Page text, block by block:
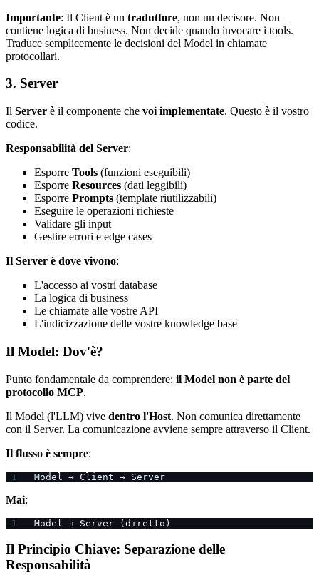
Importante: Il Client è un traduttore, non un decisore. Non
contiene logica di business. Non decide quando invocare i tools.
Traduce semplicemente le decisioni del Model in chiamate
protocollari.
3. Server
Il Server è il componente che voi implementate. Questo è il vostro
codice.
Responsabilità del Server:
Esporre Tools (funzioni eseguibili)
Esporre Resources (dati leggibili)
Esporre Prompts (template riutilizzabili)
Eseguire le operazioni richieste
Validare gli input
Gestire errori e edge cases
Il Server è dove vivono:
L'accesso ai vostri database
La logica di business
Le chiamate alle vostre API
L'indicizzazione delle vostre knowledge base
Il Model: Dov'è?
Punto fondamentale da comprendere: il Model non è parte del
protocollo MCP.
Il Model (l'LLM) vive dentro l'Host. Non comunica direttamente
con il Server. La comunicazione avviene sempre attraverso il Client.
Il flusso è sempre:
Model → Client → Server
Mai:
Model → Server (diretto)
Il Principio Chiave: Separazione delle
Responsabilità